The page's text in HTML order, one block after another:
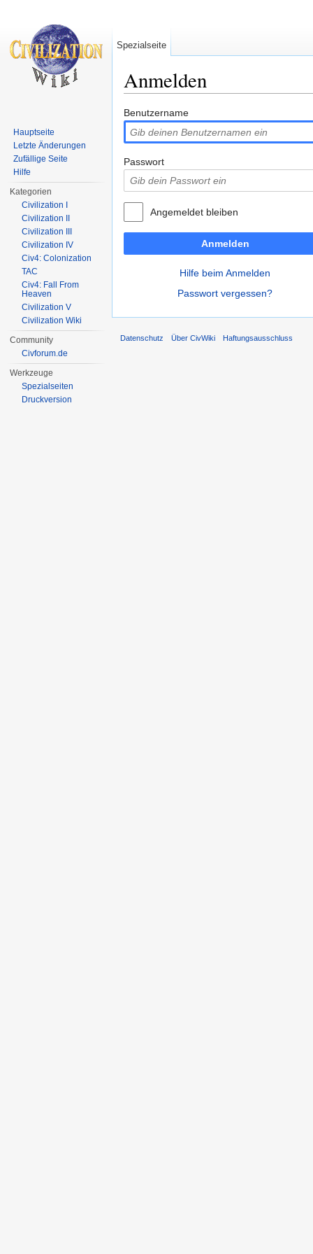
Anmelden
Benutzername
Passwort
Angemeldet bleiben
Anmelden
Hilfe beim Anmelden
Passwort vergessen?
Spezialseite
Hauptseite
Letzte Änderungen
Zufällige Seite
Hilfe
Kategorien
Civilization I
Civilization II
Civilization III
Civilization IV
Civ4: Colonization
TAC
Civ4: Fall From
Heaven
Civilization V
Civilization Wiki
Community
Civforum.de
Werkzeuge
Spezialseiten
Druckversion
Datenschutz Über CivWiki Haftungsausschluss